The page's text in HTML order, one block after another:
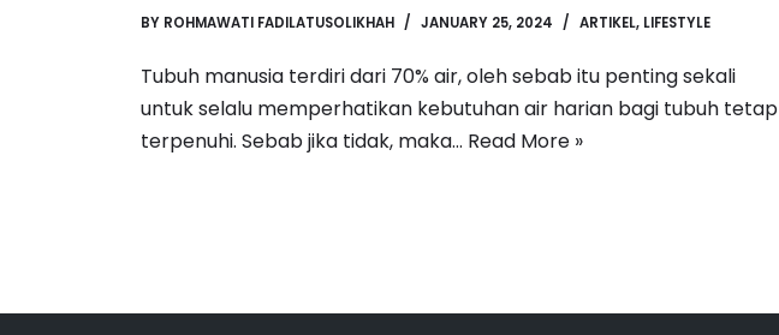
BY ROHMAWATI FADILATUSOLIKHAH JANUARY 25, 2024 ARTIKEL, LIFESTYLE
Tubuh manusia terdiri dari 70% air, oleh sebab itu penting sekali
untuk selalu memperhatikan kebutuhan air harian bagi tubuh tetap
terpenuhi. Sebab jika tidak, maka… Read More »